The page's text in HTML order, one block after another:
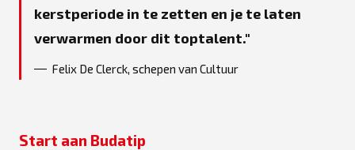
kerstperiode in te zetten en je te laten
verwarmen door dit toptalent.
Felix De Clerck, schepen van Cultuur
Start aan Budatip